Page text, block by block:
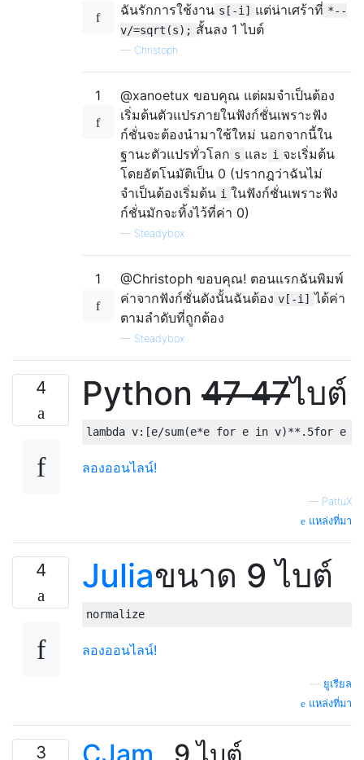
ฉันรักการใช้งาน s[-i] แต่น่าเศร้าที่ *--
v/=sqrt(s); สั้นลง 1 ไบต์
— Christoph
1
@xanoetux ขอบคุณ แต่ผมจำเป็นต้อง
เริ่มต้นตัวแปรภายในฟังก์ชั่นเพราะฟัง
ก์ชั่นจะต้องนำมาใช้ใหม่ นอกจากนี้ใน
ฐานะตัวแปรทั่วโลก s และ i จะเริ่มต้น
โดยอัตโนมัติเป็น 0 (ปรากฎว่าฉันไม่
จำเป็นต้องเริ่มต้น i ในฟังก์ชั่นเพราะฟัง
ก์ชั่นมักจะทิ้งไว้ที่ค่า 0)
— Steadybox
1
@Christoph ขอบคุณ! ตอนแรกฉันพิมพ์
ค่าจากฟังก์ชั่นดังนั้นฉันต้อง v[-i] ได้ค่า
ตามลำดับที่ถูกต้อง
— Steadybox
4 Python 47 47ไบต์
ลองออนไลน์!
— PattuX
แหล่งที่มา
4 Juliaขนาด 9 ไบต์
normalize
ลองออนไลน์!
ยูเรียล
แหล่งที่มา
3 CJam , 9 ไบต์